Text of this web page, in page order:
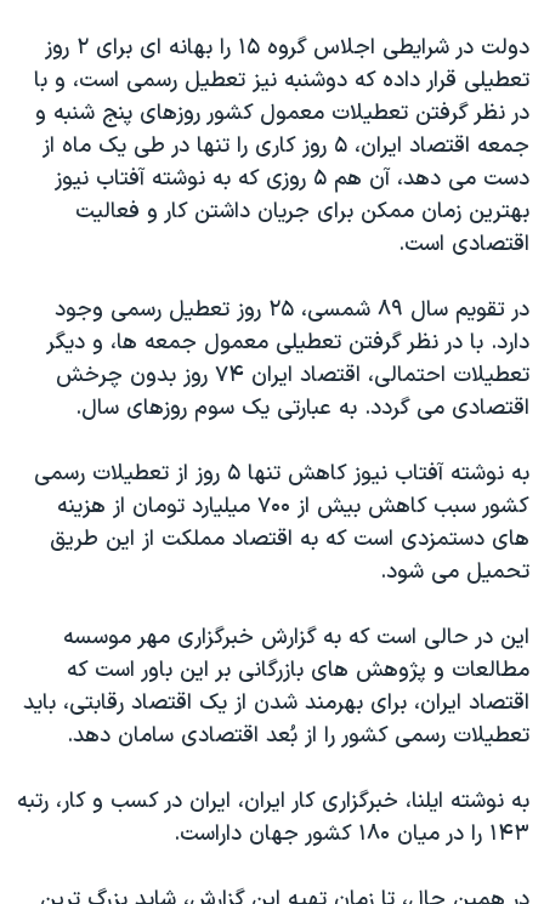
دولت در شرایطی اجلاس گروه ۱۵ را بهانه ای برای ۲ روز
تعطیلی قرار داده که دوشنبه نیز تعطیل رسمی است، و با
در نظر گرفتن تعطیلات معمول کشور روزهای پنج شنبه و
جمعه اقتصاد ایران، ۵ روز کاری را تنها در طی يک ماه از
دست می دهد، آن هم ۵ روزی که به نوشته آفتاب نیوز
بهترین زمان ممکن برای جریان داشتن کار و فعالیت
اقتصادی است.
در تقویم سال ۸۹ شمسی، ۲۵ روز تعطیل رسمی وجود
دارد. با در نظر گرفتن تعطیلی معمول جمعه ها، و دیگر
تعطیلات احتمالی، اقتصاد ایران ۷۴ روز بدون چرخش
اقتصادی می گردد. به عبارتی یک سوم روزهای سال.
به نوشته آفتاب نیوز کاهش تنها ۵ روز از تعطیلات رسمی
کشور سبب کاهش بیش از ۷۰۰ میلیارد تومان از هزینه
های دستمزدی است که به اقتصاد مملکت از این طریق
تحمیل می شود.
این در حالی است که به گزارش خبرگزاری مهر موسسه
مطالعات و پژوهش های بازرگانی بر این باور است که
اقتصاد ایران، برای بهرمند شدن از یک اقتصاد رقابتی، باید
تعطیلات رسمی کشور را از بُعد اقتصادی سامان دهد.
به نوشته ایلنا، خبرگزاری کار ایران، ایران در کسب و کار، رتبه
۱۴۳ را در میان ۱۸۰ کشور جهان داراست.